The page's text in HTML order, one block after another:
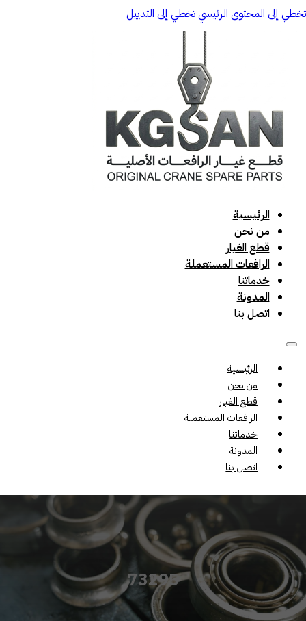
تخطي إلى المحتوى الرئيسيتخطي إلى التذييل
الرئيسية
من نحن
قطع الغيار
الرافعات المستعملة
خدماتنا
المدونة
اتصل بنا
الرئيسية
من نحن
قطع الغيار
الرافعات المستعملة
خدماتنا
المدونة
اتصل بنا
73295